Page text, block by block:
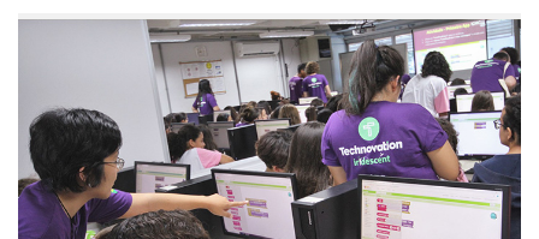
Extensão à Comunidade
Projetos, Programas e Cursos
Artes, Cultura e Esportes
Museus e Espaços Interativos
Serviços
Bibliotecas
Apoio ao Estudante